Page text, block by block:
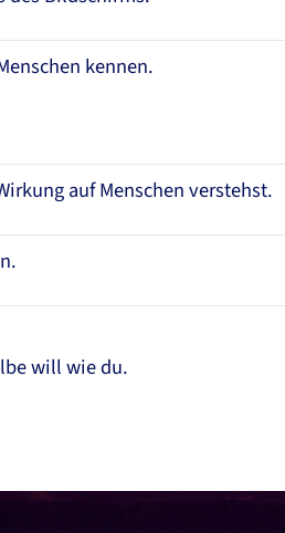
kennen.
auf Menschen verstehst.
will wie du.